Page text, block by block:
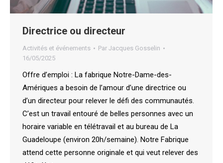
Directrice ou directeur
Activités et événements Par Jacques Gosselin
16/05/2025
Offre d’emploi : La fabrique Notre-Dame-des-
Amériques a besoin de l’amour d’une directrice ou
d’un directeur pour relever le défi des communautés.
C’est un travail entouré de belles personnes avec un
horaire variable en télétravail et au bureau de La
Guadeloupe (environ 20h/semaine). Notre Fabrique
attend cette personne originale et qui veut relever des